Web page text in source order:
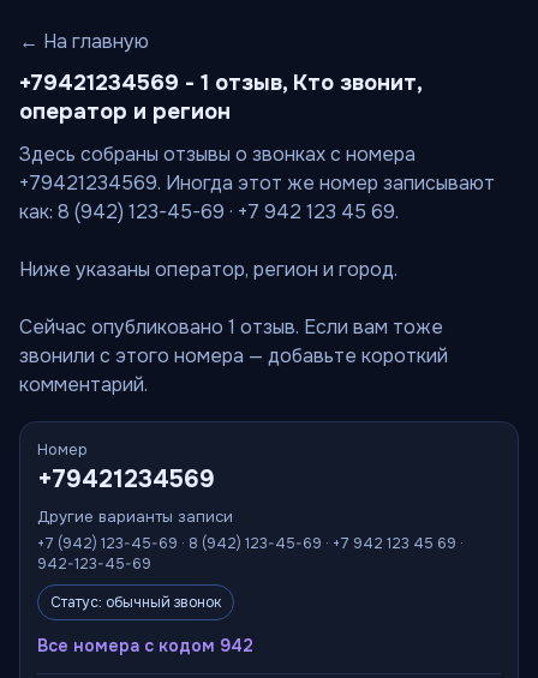
← На главную
+79421234569 - 1 отзыв, Кто звонит,
оператор и регион
Здесь собраны отзывы о звонках с номера
+79421234569. Иногда этот же номер записывают
как: 8 (942) 123-45-69 · +7 942 123 45 69.
Ниже указаны оператор, регион и город.
Сейчас опубликовано 1 отзыв. Если вам тоже
звонили с этого номера — добавьте короткий
комментарий.
Номер
+79421234569
Другие варианты записи
+7 (942) 123-45-69 · 8 (942) 123-45-69 · +7 942 123 45 69 ·
942-123-45-69
Статус: обычный звонок
Все номера с кодом 942